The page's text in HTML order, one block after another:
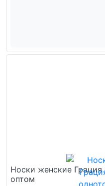
Носки женские
оптом